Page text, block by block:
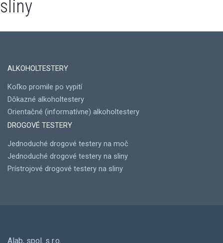
sliny
ALKOHOLTESTERY
Koľko promile po vypití
Dôkazné alkoholtestery
Orientačné (informatívne) alkoholtestery
DROGOVÉ TESTERY
Jednoduché drogové testery na moč
Jednoduché drogové testery na sliny
Prístrojové drogové testery na sliny
Alab, spol. s r.o.